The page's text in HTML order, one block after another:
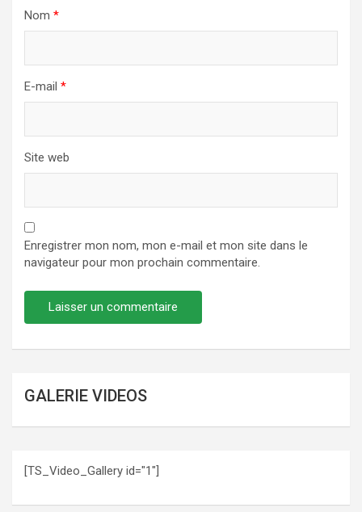
Nom *
E-mail *
Site web
Enregistrer mon nom, mon e-mail et mon site dans le
navigateur pour mon prochain commentaire.
GALERIE VIDEOS
[TS_Video_Gallery id="1"]